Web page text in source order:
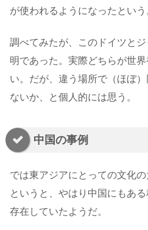
が使われるようになったという
調べてみたが、このドイツと
明であった。実際どちらが世
い。だが、違う場所で（ほぼ
ないか、と個人的には思う。
中国の事例
では東アジアにとっての文化
というと、やはり中国にもあ
存在していたようだ。